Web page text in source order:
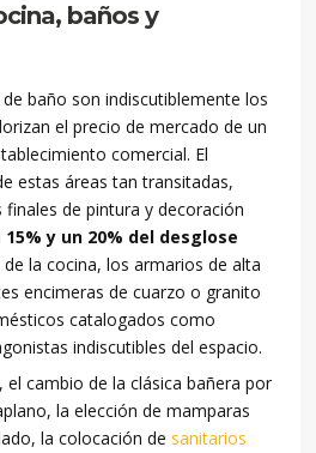
baños y
baño son indiscutiblemente los
el precio de mercado de un
comercial. El
estas áreas tan transitadas,
de pintura y decoración
15% y un 20% del desglose
de la cocina, los armarios de alta
encimeras de cuarzo o granito
catalogados como
indiscutibles del espacio.
el cambio de la clásica bañera por
la elección de mamparas
la colocación de sanitarios